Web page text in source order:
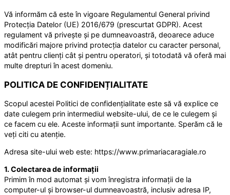
Vă informăm că este în vigoare Regulamentul General privind
Protecția Datelor (UE) 2016/679 (prescurtat GDPR). Acest
regulament vă privește și pe dumneavoastră, deoarece aduce
modificări majore privind protecția datelor cu caracter personal,
atât pentru clienți cât și pentru operatori, și totodată vă oferă mai
multe drepturi în acest domeniu.
POLITICA DE CONFIDENȚIALITATE
Scopul acestei Politici de confidențialitate este să vă explice ce
date culegem prin intermediul website-ului, de ce le culegem și
ce facem cu ele. Aceste informații sunt importante. Sperăm că le
veți citi cu atenție.
Adresa site-ului web este: https://www.primariacaragiale.ro
1. Colectarea de informații
Primim în mod automat și vom înregistra informații de la
computer-ul și browser-ul dumneavoastră, inclusiv adresa IP,